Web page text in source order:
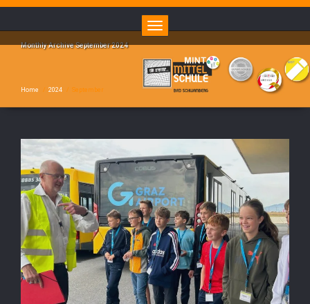
Toggle navigation
Monthly Archive September 2024
Home / 2024 / September